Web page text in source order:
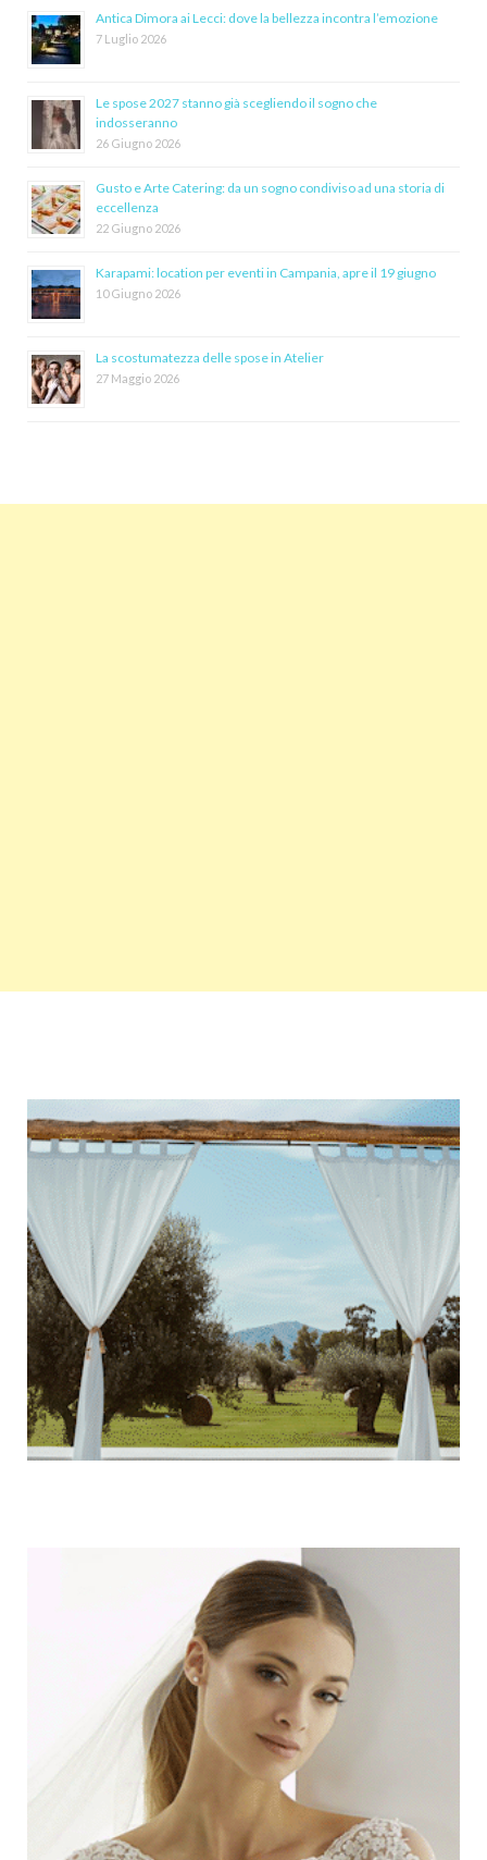
Antica Dimora ai Lecci: dove la bellezza incontra l’emozione
7 Luglio 2026
Le spose 2027 stanno già scegliendo il sogno che
indosseranno
26 Giugno 2026
Gusto e Arte Catering: da un sogno condiviso ad una storia di
eccellenza
22 Giugno 2026
Karapami: location per eventi in Campania, apre il 19 giugno
10 Giugno 2026
La scostumatezza delle spose in Atelier
27 Maggio 2026